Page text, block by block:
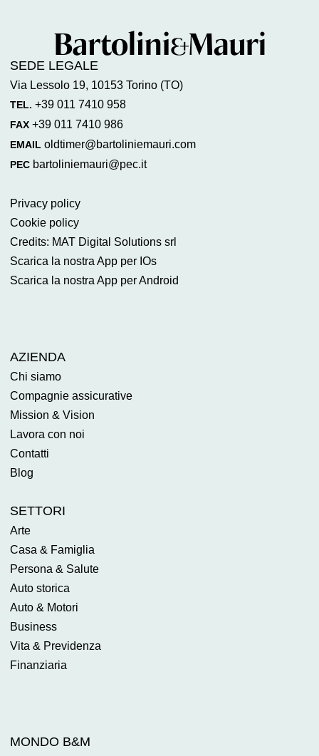
SEDE LEGALE
Via Lessolo 19, 10153 Torino (TO)
TEL. +39 011 7410 958
FAX+39 011 7410 986
EMAIL oldtimer@bartoliniemauri.com
PECbartoliniemauri@pec.it
Privacy policy
Cookie policy
Credits: MAT Digital Solutions srl
Scarica la nostra App per IOs
Scarica la nostra App per Android
AZIENDA
Chi siamo
Compagnie assicurative
Mission & Vision
Lavora con noi
Contatti
Blog
SETTORI
Arte
Casa & Famiglia
Persona & Salute
Auto storica
Auto & Motori
Business
Vita & Previdenza
Finanziaria
MONDO B&M